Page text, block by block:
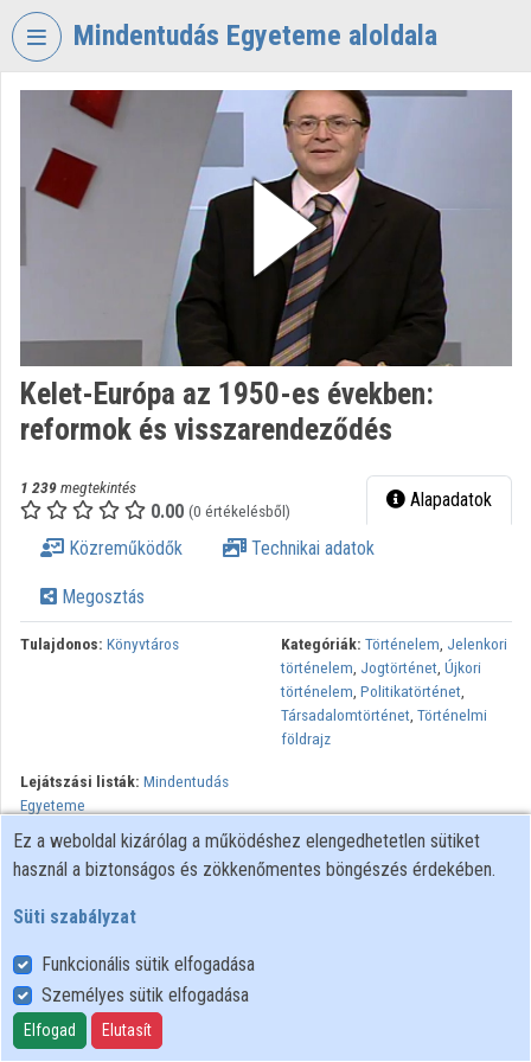
Fejléc kihagyása
Mindentudás Egyeteme aloldala
VIDEO
MINDENTUDÁS
EGYETEME
Intézményi kezdőlap
Intézményi felfedezés
Kategóriák
Intézmények
Közreműködők
Kelet-Európa az 1950-es években:
reformok és visszarendeződés
1 239megtekintés
0.00 (0 értékelésből) Alapadatok
Közreműködők Technikai adatok
Megosztás
Tulajdonos: Könyvtáros Kategóriák: Történelem, Jelenkori
történelem, Jogtörténet, Újkori
történelem, Politikatörténet,
Társadalomtörténet, Történelmi
földrajz
Lejátszási listák: Mindentudás
Egyeteme
Sztálin 1953 márciusi halála után a Kreml új vezetőinek és
vazallusaiknak a birodalom határain az államszocializmus
megerősítésére kellett energiáikat összpontosítani. A diktátor
népek, nemzetek és társadalmi rétegek elleni megtorlás politikája,
az erőszakos nagyhatalmi expanzió a Szovjetunión belül és kívül is
felkelésekhez vezetett. A diktatúra falán az 1956-os magyar
forradalom ütötte a legnagyobb rést. Történelmi léptékkel mérve
Ez a weboldal kizárólag a működéshez elengedhetetlen sütiket
használ a biztonságos és zökkenőmentes böngészés érdekében.
Süti szabályzat
Funkcionális sütik elfogadása
Személyes sütik elfogadása
Elfogad Elutasít